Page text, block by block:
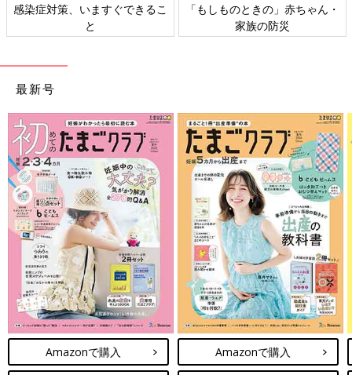
感染症対策、いますぐできるこ
と
「もしものときの」赤ちゃん・
家族の防災
最新号
Amazonで購入 Amazonで購入